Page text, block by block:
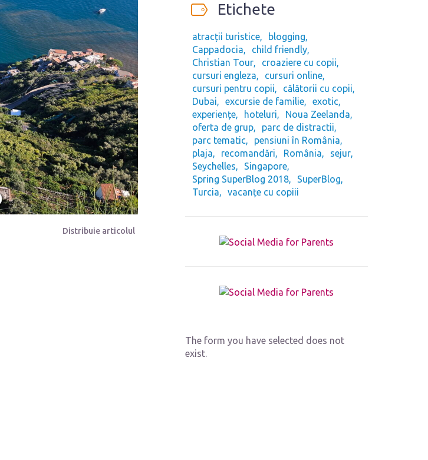
Distribuie articolul
Etichete
atracții turistice
blogging
Cappadocia
child friendly
Christian Tour
croaziere cu copii
cursuri engleza
cursuri online
cursuri pentru copii
călătorii cu copii
Dubai
excursie de familie
exotic
experiențe
hoteluri
Noua Zeelanda
oferta de grup
parc de distractii
parc tematic
pensiuni în România
plaja
recomandări România
sejur
Seychelles
Singapore
Spring SuperBlog 2018
SuperBlog
Turcia
vacanțe cu copiii
The form you have selected does not
exist.